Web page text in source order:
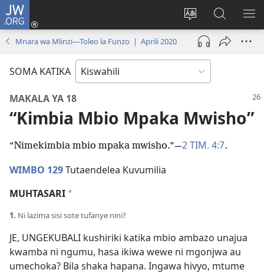
JW.ORG
Badili
lugha
ya
tovuti
Ingia
(opens
window)
Tafuta
Katika
JW.ORG
Mnara wa Mlinzi—Toleo la Funzo | Aprili 2020
SOMA KATIKA
MAKALA YA 18
“Kimbia Mbio Mpaka Mwisho”
“Nimekimbia mbio mpaka mwisho.”—2 TIM. 4:7.
WIMBO 129Tutaendelea Kuvumilia
MUHTASARI *
1. Ni lazima sisi sote tufanye nini?
JE, UNGEKUBALI kushiriki katika mbio ambazo unajua
kwamba ni ngumu, hasa ikiwa wewe ni mgonjwa au
umechoka? Bila shaka hapana. Ingawa hivyo, mtume